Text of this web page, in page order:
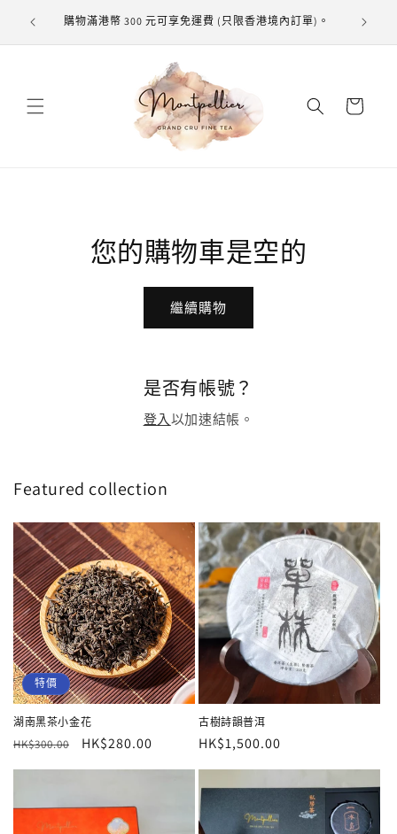
跳至內
容
購物滿港幣 300 元可享免運費 (只限香港境內訂單)。
物
您的購物車是空的
繼續購物
是否有帳號？
登入以加速結帳。
Featured collection
特價
湖南黑茶小金花
定
HK$300.00
售
HK$280.00
古樹詩韻普洱
定
HK$1,500.00